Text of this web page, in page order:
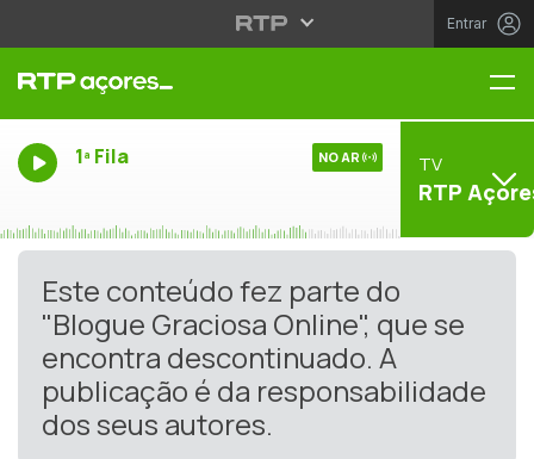
Entrar
1ª Fila NO AR TV
RTP
Este conteúdo fez parte do
"Blogue Graciosa Online", que se
encontra descontinuado. A
publicação é da responsabilidade
dos seus autores.